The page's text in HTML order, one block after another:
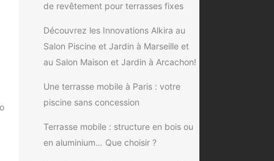
de revêtement pour terrasses fixes
Découvrez les Innovations Alkira au
Salon Piscine et Jardin à Marseille et
au Salon Maison et Jardin à Arcachon!
Une terrasse mobile à Paris : votre
piscine sans concession
Terrasse mobile : structure en bois ou
en aluminium… Que choisir ?